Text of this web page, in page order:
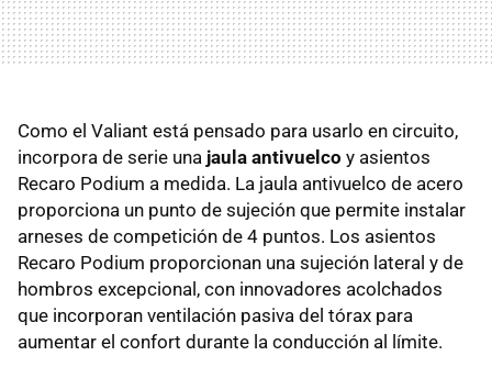
Como el Valiant está pensado para usarlo en circuito,
incorpora de serie una jaula antivuelco y asientos
Recaro Podium a medida. La jaula antivuelco de acero
proporciona un punto de sujeción que permite instalar
arneses de competición de 4 puntos. Los asientos
Recaro Podium proporcionan una sujeción lateral y de
hombros excepcional, con innovadores acolchados
que incorporan ventilación pasiva del tórax para
aumentar el confort durante la conducción al límite.